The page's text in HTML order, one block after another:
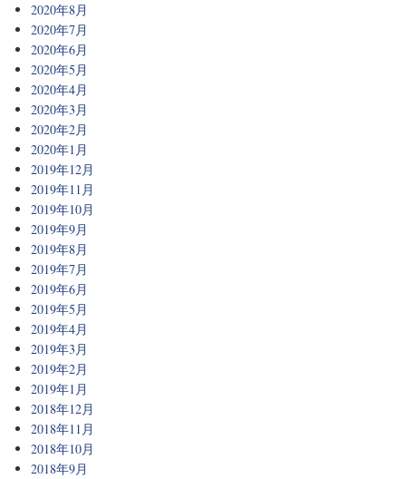
2020年8月
2020年7月
2020年6月
2020年5月
2020年4月
2020年3月
2020年2月
2020年1月
2019年12月
2019年11月
2019年10月
2019年9月
2019年8月
2019年7月
2019年6月
2019年5月
2019年4月
2019年3月
2019年2月
2019年1月
2018年12月
2018年11月
2018年10月
2018年9月